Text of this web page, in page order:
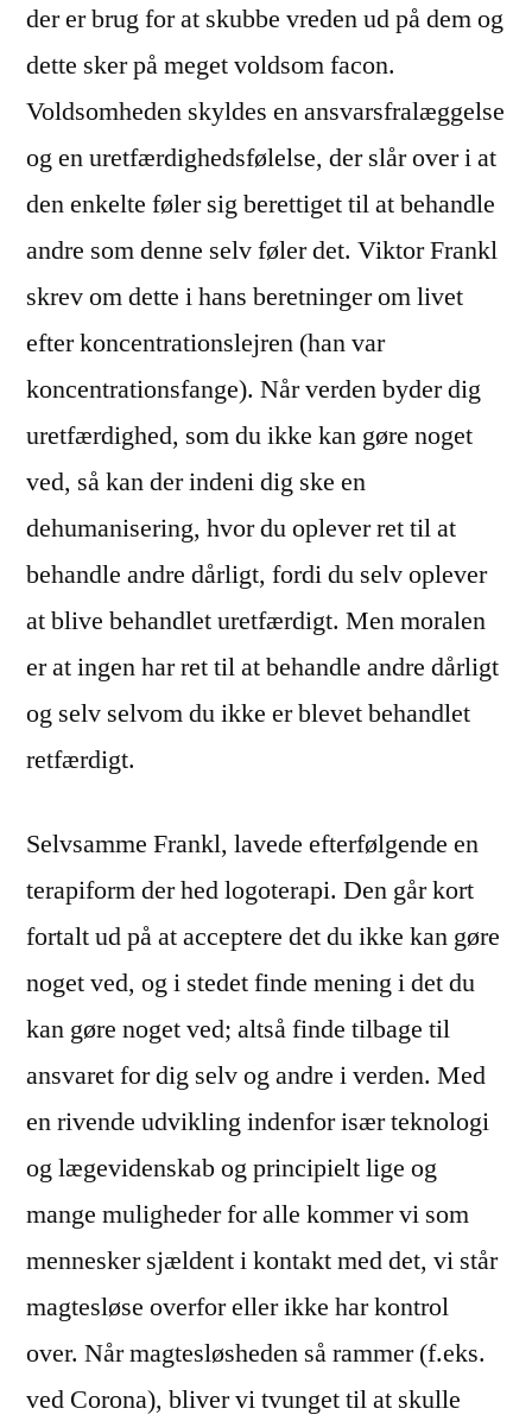
der er brug for at skubbe vreden ud på dem og
dette sker på meget voldsom facon.
Voldsomheden skyldes en ansvarsfralæggelse
og en uretfærdighedsfølelse, der slår over i at
den enkelte føler sig berettiget til at behandle
andre som denne selv føler det. Viktor Frankl
skrev om dette i hans beretninger om livet
efter koncentrationslejren (han var
koncentrationsfange). Når verden byder dig
uretfærdighed, som du ikke kan gøre noget
ved, så kan der indeni dig ske en
dehumanisering, hvor du oplever ret til at
behandle andre dårligt, fordi du selv oplever
at blive behandlet uretfærdigt. Men moralen
er at ingen har ret til at behandle andre dårligt
og selv selvom du ikke er blevet behandlet
retfærdigt.
Selvsamme Frankl, lavede efterfølgende en
terapiform der hed logoterapi. Den går kort
fortalt ud på at acceptere det du ikke kan gøre
noget ved, og i stedet finde mening i det du
kan gøre noget ved; altså finde tilbage til
ansvaret for dig selv og andre i verden. Med
en rivende udvikling indenfor især teknologi
og lægevidenskab og principielt lige og
mange muligheder for alle kommer vi som
mennesker sjældent i kontakt med det, vi står
magtesløse overfor eller ikke har kontrol
over. Når magtesløsheden så rammer (f.eks.
ved Corona), bliver vi tvunget til at skulle